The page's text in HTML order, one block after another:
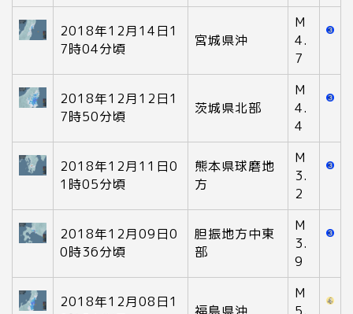
2018年12月14日1
7時04分頃
宮城県沖
M
4.
7
2018年12月12日1
7時50分頃
茨城県北部
M
4.
4
2018年12月11日0
1時05分頃
熊本県球磨地
方
M
3.
2
2018年12月09日0
0時36分頃
胆振地方中東
部
M
3.
9
2018年12月08日1
M